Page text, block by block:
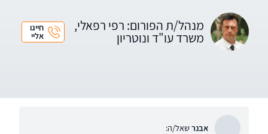
מנהל/ת הפורום: רפי רפאלי,
משרד עו"ד ונוטריון
חייגו
אליי
אבנרשאל/ה: